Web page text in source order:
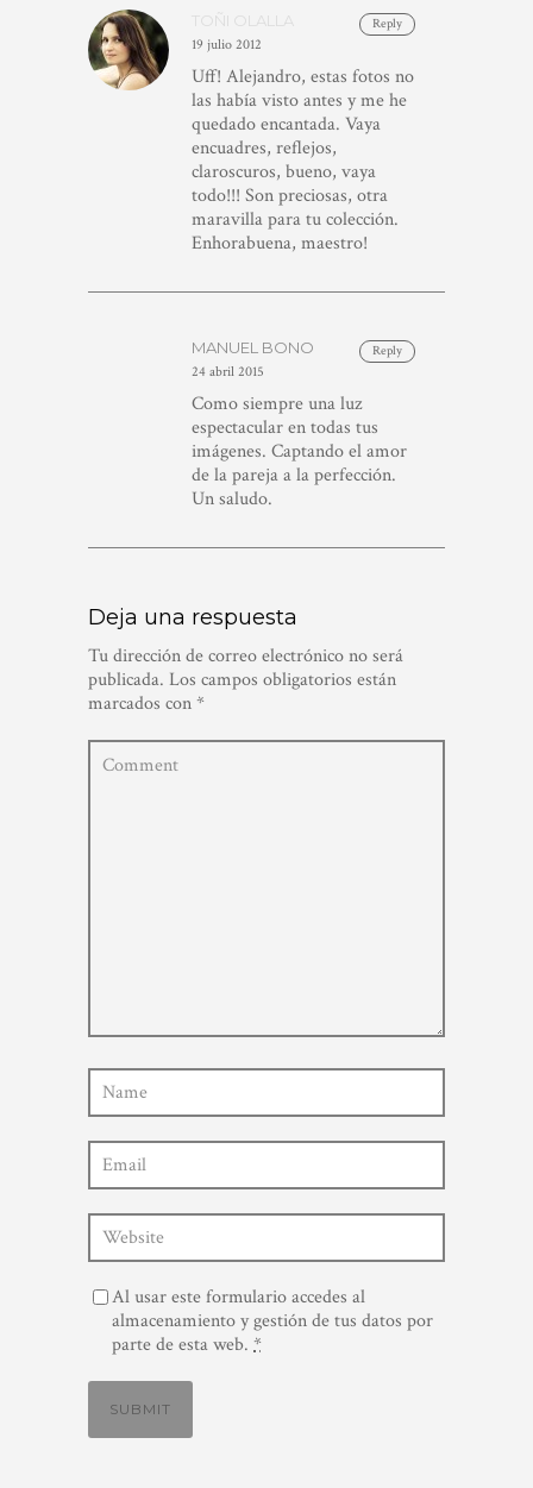
Reply
19 julio 2012
Uff! Alejandro, estas fotos no
las había visto antes y me he
quedado encantada. Vaya
encuadres, reflejos,
claroscuros, bueno, vaya
todo!!! Son preciosas, otra
maravilla para tu colección.
Enhorabuena, maestro!
Reply
MANUEL BONO
24 abril 2015
Como siempre una luz
espectacular en todas tus
imágenes. Captando el amor
de la pareja a la perfección.
Un saludo.
Deja una respuesta
Tu dirección de correo electrónico no será
publicada. Los campos obligatorios están
marcados con*
Al usar este formulario accedes al
almacenamiento y gestión de tus datos por
parte de esta web. *